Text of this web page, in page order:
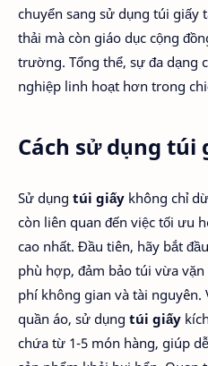
chuyển sang sử dụng túi giấy
thải mà còn giáo dục cộng
trường. Tổng thể, sự đa dạng
nghiệp linh hoạt hơn trong
Cách sử dụng túi
Sử dụng túi giấy không chỉ
còn liên quan đến việc tối ưu
cao nhất. Đầu tiên, hãy bắt
phù hợp, đảm bảo túi vừa
phí không gian và tài nguyên.
quần áo, sử dụng túi giấy
chứa từ 1-5 món hàng, giúp